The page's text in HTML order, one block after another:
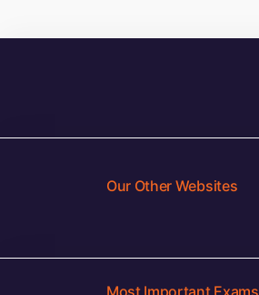
Our Other Websites
Most Important Exams